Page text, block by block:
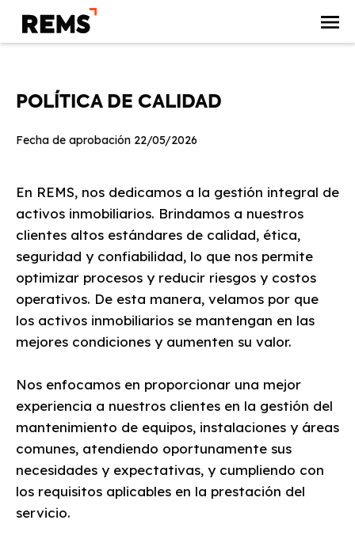
POLÍTICA DE CALIDAD
Fecha de aprobación 22/05/2026
En REMS, nos dedicamos a la gestión integral de
activos inmobiliarios. Brindamos a nuestros
clientes altos estándares de calidad, ética,
seguridad y confiabilidad, lo que nos permite
optimizar procesos y reducir riesgos y costos
operativos. De esta manera, velamos por que
los activos inmobiliarios se mantengan en las
mejores condiciones y aumenten su valor.
Nos enfocamos en proporcionar una mejor
experiencia a nuestros clientes en la gestión del
mantenimiento de equipos, instalaciones y áreas
comunes, atendiendo oportunamente sus
necesidades y expectativas, y cumpliendo con
los requisitos aplicables en la prestación del
servicio.